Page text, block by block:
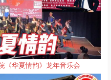
《华夏情韵》龙年音乐会